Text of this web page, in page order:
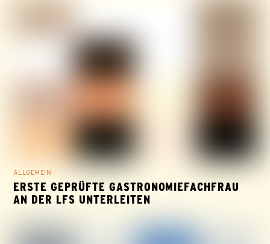
ALLGEMEIN
ERSTE GEPRÜFTE GASTRONOMIEFACHFRAU
AN DER LFS UNTERLEITEN